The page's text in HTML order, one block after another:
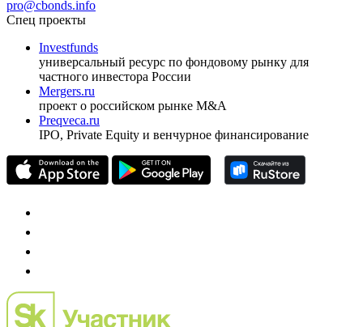
оформить подписку
pro@cbonds.info
Спец проекты
Investfunds
универсальный ресурс по фондовому рынку для
частного инвестора России
проект о российском рынке M&A
Preqveca.ru